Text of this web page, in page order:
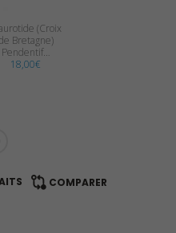
(Croix
Bretagne)
Pendentif…
18,00€
COMPARER